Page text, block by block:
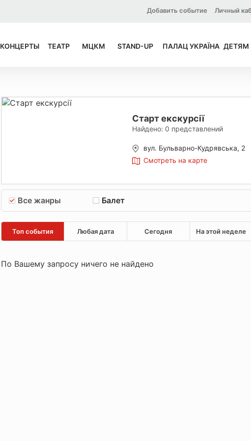
Личный
Добавить событие
КОНЦЕРТЫ ТЕАТР МЦКМ STAND-UP ПАЛАЦ УКРАЇНА ДЕТЯМ
Старт екскурсії
Найдено: 0 представлений
вул. Бульварно-Кудрявська, 2
Смотреть на карте
Все жанры Балет
Топ события Любая дата Сегодня На этой неделе
По Вашему запросу ничего не найдено